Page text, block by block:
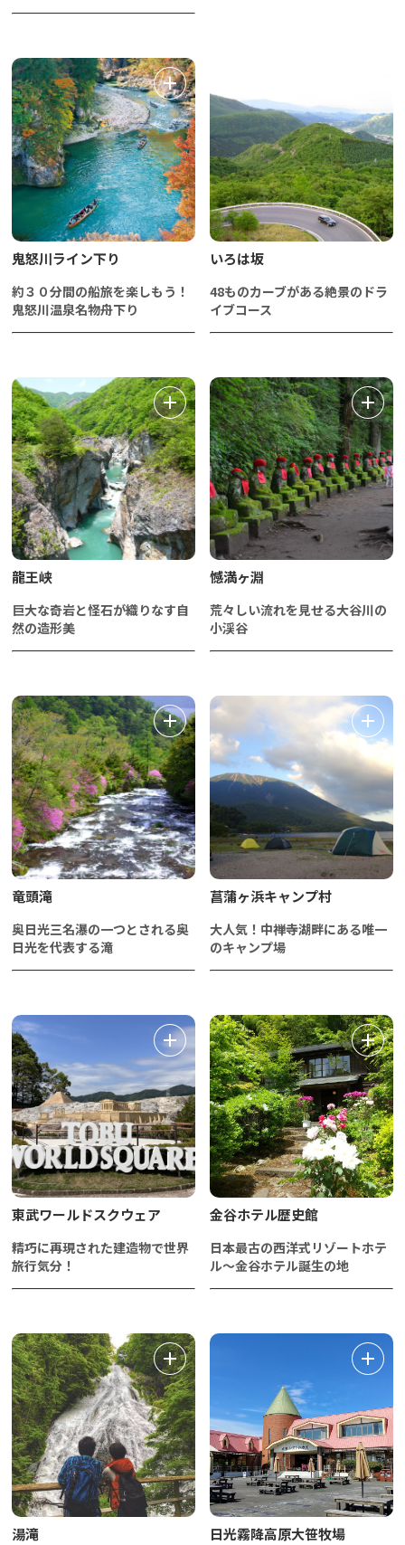
鬼怒川ライン下り
約３０分間の船旅を楽しもう！
鬼怒川温泉名物舟下り
いろは坂
48ものカーブがある絶景のドラ
イブコース
龍王峡
巨大な奇岩と怪石が織りなす自
然の造形美
憾満ヶ淵
荒々しい流れを見せる大谷川の
小渓谷
竜頭滝
奥日光三名瀑の一つとされる奥
日光を代表する滝
菖蒲ヶ浜キャンプ村
大人気！中禅寺湖畔にある唯一
のキャンプ場
東武ワールドスクウェア
精巧に再現された建造物で世界
旅行気分！
金谷ホテル歴史館
日本最古の西洋式リゾートホテ
ル～金谷ホテル誕生の地
湯滝 日光霧降高原大笹牧場